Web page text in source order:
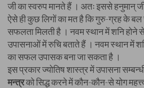
जी का स्वरुप मानते हैं । अतः इससे हनुमान्
ऐसे ही कुछ लिगों का मत है कि गुरु-ग्रह के बल
सफलता मिलती है । नवम स्थान में शनि होने
उपासनाओं में रुचि बताते हैं । नवम स्थान में
का सफल उपासक बना जा सकता है ।
इस प्रकार ज्योतिष शास्त्र में उपासना
मन्त्रको सिद्ध करने में कौन-कौन-से योग